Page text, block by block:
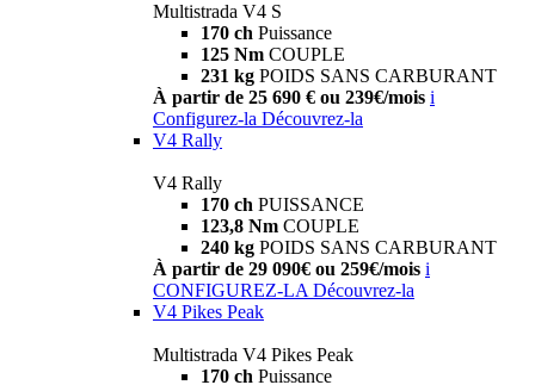
Multistrada V4 S
170 ch Puissance
125 Nm COUPLE
231 kg POIDS SANS CARBURANT
À partir de 25 690 € ou 239€/mois i
Configurez-la Découvrez-la
V4 Rally
V4 Rally
170 ch PUISSANCE
123,8 Nm COUPLE
240 kg POIDS SANS CARBURANT
À partir de 29 090€ ou 259€/mois i
CONFIGUREZ-LA Découvrez-la
V4 Pikes Peak
Multistrada V4 Pikes Peak
170 ch Puissance